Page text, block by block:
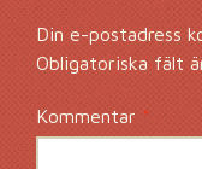
Din e-postadress
Obligatoriska fält
Kommentar*